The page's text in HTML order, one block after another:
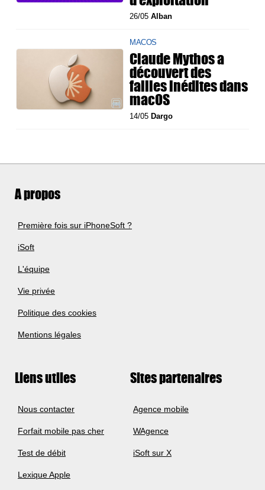
26/05Alban
MACOS
Claude Mythos a
découvert des
failles inédites dans
macOS
14/05 Dargo
A propos
Première fois sur iPhoneSoft ?
iSoft
L'équipe
Vie privée
Politique des cookies
Mentions légales
Liens utiles
Nous contacter
Forfait mobile pas cher
Test de débit
Lexique Apple
Sites partenaires
Agence mobile
WAgence
iSoft sur X